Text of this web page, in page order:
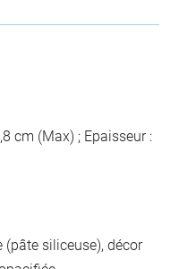
cm (Max) ; Epaisseur :
(pâte siliceuse), décor